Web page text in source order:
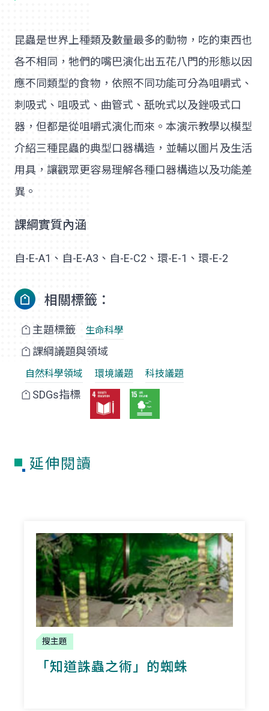
昆蟲是世界上種類及數量最多的動物，吃的東西也
各不相同，牠們的嘴巴演化出五花八門的形態以因
應不同類型的食物，依照不同功能可分為咀嚼式、
刺吸式、咀吸式、曲管式、舐吮式以及銼吸式口
器，但都是從咀嚼式演化而來。本演示教學以模型
介紹三種昆蟲的典型口器構造，並輔以圖片及生活
用具，讓觀眾更容易理解各種口器構造以及功能差
異。
課綱實質內涵
自-E-A1、自-E-A3、自-E-C2、環-E-1、環-E-2
相關標籤：
主題標籤 生命科學
課綱議題與領域
自然科學領域 環境議題 科技議題
SDGs指標
延伸閱讀
搜主題
「知道誅蟲之術」的蜘蛛